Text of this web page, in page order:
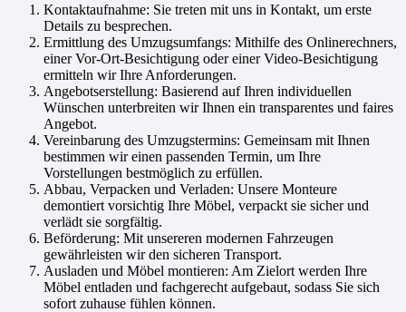
Kontaktaufnahme: Sie treten mit uns in Kontakt, um erste
Details zu besprechen.
Ermittlung des Umzugsumfangs: Mithilfe des Onlinerechners,
einer Vor-Ort-Besichtigung oder einer Video-Besichtigung
ermitteln wir Ihre Anforderungen.
Angebotserstellung: Basierend auf Ihren individuellen
Wünschen unterbreiten wir Ihnen ein transparentes und faires
Angebot.
Vereinbarung des Umzugstermins: Gemeinsam mit Ihnen
bestimmen wir einen passenden Termin, um Ihre
Vorstellungen bestmöglich zu erfüllen.
Abbau, Verpacken und Verladen: Unsere Monteure
demontiert vorsichtig Ihre Möbel, verpackt sie sicher und
verlädt sie sorgfältig.
Beförderung: Mit unsereren modernen Fahrzeugen
gewährleisten wir den sicheren Transport.
Ausladen und Möbel montieren: Am Zielort werden Ihre
Möbel entladen und fachgerecht aufgebaut, sodass Sie sich
sofort zuhause fühlen können.